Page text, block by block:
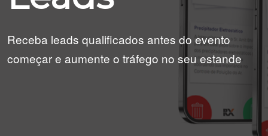
Receba leads qualificados antes do evento
começar e aumente o tráfego no seu estande